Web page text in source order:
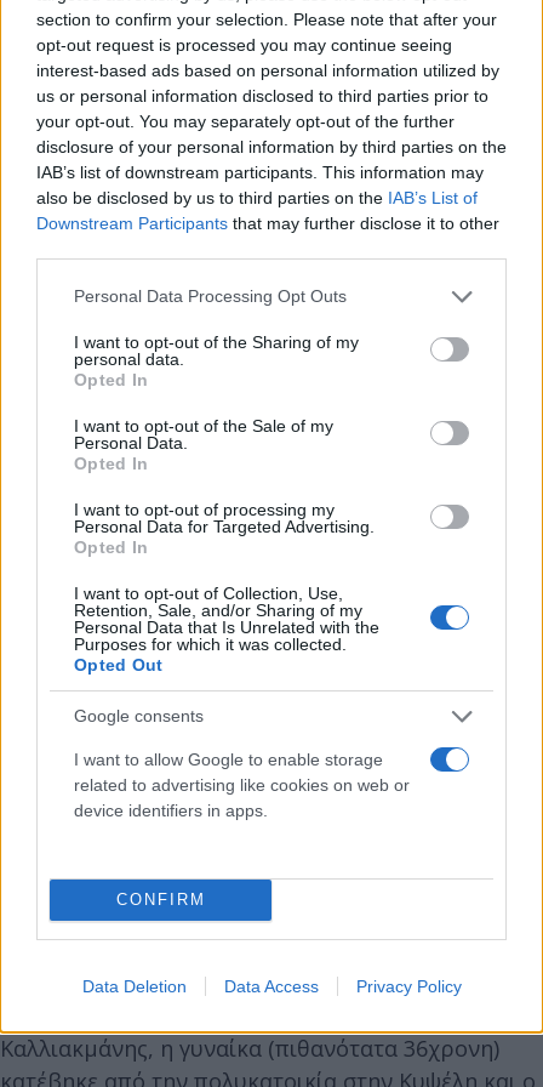
section to confirm your selection. Please note that after your
opt-out request is processed you may continue seeing
interest-based ads based on personal information utilized by
us or personal information disclosed to third parties prior to
your opt-out. You may separately opt-out of the further
disclosure of your personal information by third parties on the
IAB’s list of downstream participants. This information may
also be disclosed by us to third parties on the IAB’s List of
Downstream Participants that may further disclose it to other
Please note that this website/app uses one or more Google
not limited to your visit or usage behaviour. You may click to
grant or deny consent to Google and its third-party tags to
use your data for below specified purposes in below Google
consent section.
Personal Data Processing Opt Outs
I want to opt-out of the Sharing of my
personal data.
Opted In
I want to opt-out of the Sale of my
Personal Data.
Opted In
I want to opt-out of processing my
Personal Data for Targeted Advertising.
Opted In
I want to opt-out of Collection, Use,
Retention, Sale, and/or Sharing of my
Personal Data that Is Unrelated with the
Purposes for which it was collected.
Opted Out
Google consents
I want to allow Google to enable storage
related to advertising like cookies on web or
device identifiers in apps.
CONFIRM
Data Deletion Data Access Privacy Policy
Υπενθυμίζεται ότι το έγκλημα έγινε χθες λίγο μετά
τις 3 το μεσημέρι, όταν ο 40χρονος συναντήθηκε
με το θύμα στην οδό Τενέδου 10 στην Κυψέλη. Η
36χρονη έπεσε αιμόφυρτη στο έδαφος και
νοσοκομείο Ερυθρός Σταυρός, όπου λίγες ώρες
μετά κατέληξε.
Σύμφωνα με τα όσα είπε στο Open ο πρόεδρος
Καλλιακμάνης, η γυναίκα (πιθανότατα 36χρονη)
κατέβηκε από την πολυκατοικία στην Κυψέλη και ο